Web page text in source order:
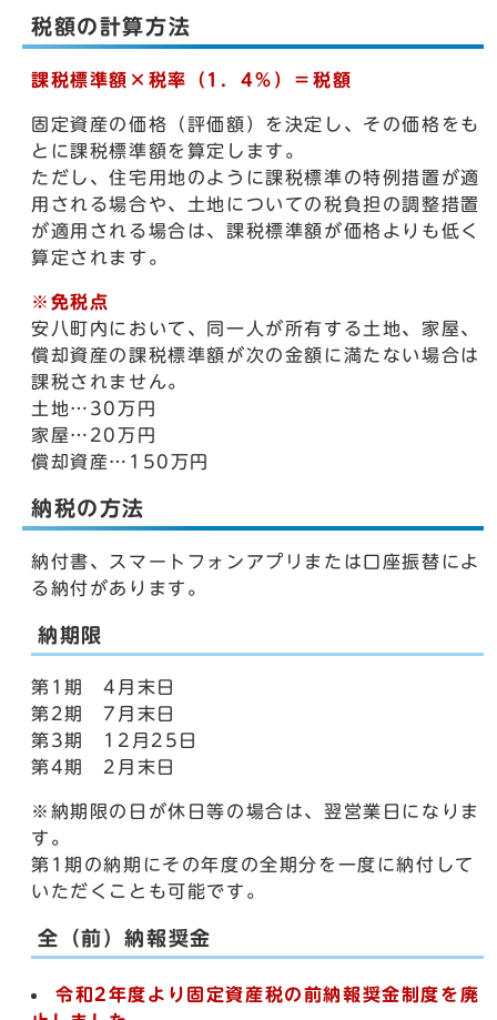
税額の計算方法
課税標準額×税率（1．4％）＝税額
固定資産の価格（評価額）を決定し、その価格をも
とに課税標準額を算定します。
ただし、住宅用地のように課税標準の特例措置が適
用される場合や、土地についての税負担の調整措置
が適用される場合は、課税標準額が価格よりも低く
算定されます。
※免税点
安八町内において、同一人が所有する土地、家屋、
償却資産の課税標準額が次の金額に満たない場合は
課税されません。
土地…30万円
家屋…20万円
償却資産…150万円
納税の方法
納付書、スマートフォンアプリまたは口座振替によ
る納付があります。
納期限
第1期 4月末日
第2期 7月末日
第3期 12月25日
第4期 2月末日
※納期限の日が休日等の場合は、翌営業日になりま
す。
第1期の納期にその年度の全期分を一度に納付して
いただくことも可能です。
全（前）納報奨金
令和2年度より固定資産税の前納報奨金制度を廃